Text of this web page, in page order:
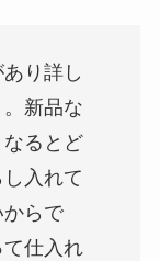
り詳し
新品な
るとど
入れて
らで
仕入れ